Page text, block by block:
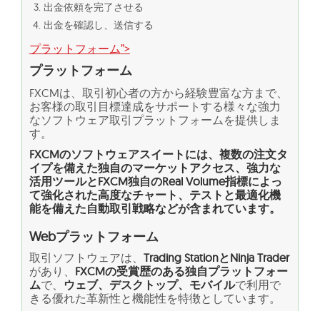
出金依頼を完了させる
出金を確認し、送信する
プラットフォーム”>
プラットフォーム
FXCMは、取引初心者の方から経験豊富な方まで、
お客様の取引目標達成をサポートする様々な強力
なソフトウェア取引プラットフォームを提供しま
す。
FXCMのソフトウェアスイートには、複数の注文タ
イプを備えた独自のマーケットアクセス、強力な
活用ツールとFXCM独自のReal Volume指標によっ
て強化された高度なチャート、テストと最適化機
能を備えた自動取引戦略などが含まれています。
Webプラットフォーム
取引ソフトウェアは、 Trading StationとNinja Trader
があり、 FXCMの受賞歴のある独自プラットフォー
ムで、 ウェブ、デスクトップ、モバイルで利用で
きる優れた革新性と機能性を特徴としています。